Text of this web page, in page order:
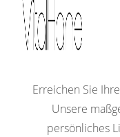
Erreichen Sie
Unsere
persönliches